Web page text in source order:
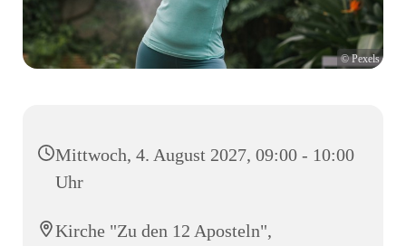
© Pexels
Mittwoch, 4. August 2027, 09:00 - 10:00
Uhr
Kirche "Zu den 12 Aposteln",